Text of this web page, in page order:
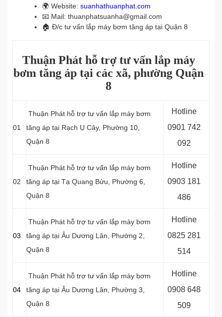
🌍 Website: suanhathuanphat.com
📧 Mail: thuanphatsuanha@gmail.com
🏠 Đ/c tư vấn lắp máy bơm tăng áp tại Quận 8
Thuận Phát hỗ trợ tư vấn lắp máy
bơm tăng áp tại các xã, phường Quận
8
01
Thuận Phát hỗ trợ tư vấn lắp máy bơm
tăng áp tại Rạch Ụ Cây, Phường 10,
Quận 8
Hotline
0901 742
092
02
Thuận Phát hỗ trợ tư vấn lắp máy bơm
tăng áp tại Tạ Quang Bửu, Phường 6,
Quận 8
Hotline
0903 181
486
03
Thuận Phát hỗ trợ tư vấn lắp máy bơm
tăng áp tại Âu Dương Lân, Phường 2,
Quận 8
Hotline
0825 281
514
04
Thuận Phát hỗ trợ tư vấn lắp máy bơm
tăng áp tại Âu Dương Lân, Phường 3,
Quận 8
Hotline
0908 648
509